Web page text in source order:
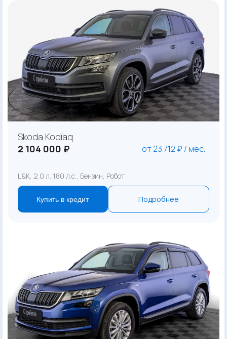
Skoda Kodiaq
2 104 000 ₽
от 23 712 ₽ / мес.
L&K, 2.0 л. 180 л.с., Бензин, Робот
Купить в кредит Подробнее